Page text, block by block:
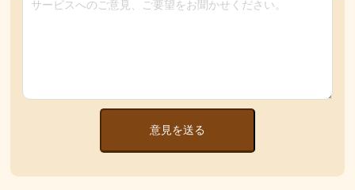
意見を送る